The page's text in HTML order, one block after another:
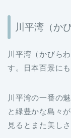
川平湾（か
川平湾（かびら
す。日本百景に
川平湾の一番の
と緑豊かな島々
見るとまた美し